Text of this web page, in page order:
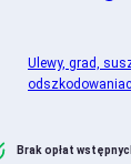
Ulewy, grad,
Brak opłat